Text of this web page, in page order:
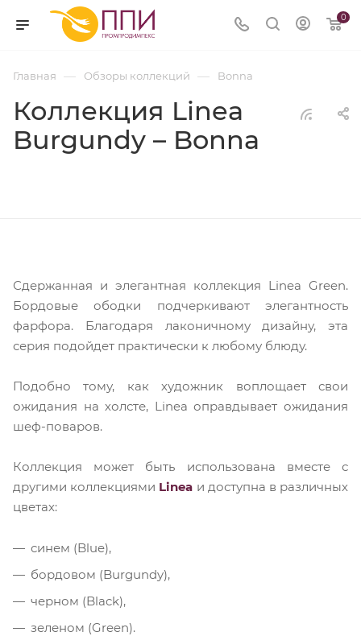
0
Главная — Обзоры коллекций — Bonna
Коллекция Linea
Burgundy – Bonna
Сдержанная и элегантная коллекция Linea Green.
Бордовые ободки подчеркивают элегантность
фарфора. Благодаря лаконичному дизайну, эта
серия подойдет практически к любому блюду.
Подобно тому, как художник воплощает свои
ожидания на холсте, Linea оправдывает ожидания
шеф-поваров.
Коллекция может быть использована вместе с
другими коллекциями Linea и доступна в различных
цветах:
синем (Blue),
бордовом (Burgundy),
черном (Black),
зеленом (Green).